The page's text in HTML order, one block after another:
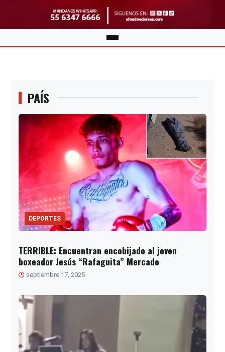
PAÍS
DEPORTES
TERRIBLE: Encuentran encobijado al joven
boxeador Jesús “Rafaguita” Mercado
septiembre 17, 2025